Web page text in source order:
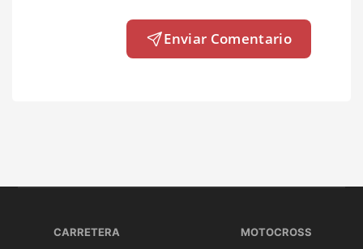
Enviar Comentario
CARRETERA MOTOCROSS